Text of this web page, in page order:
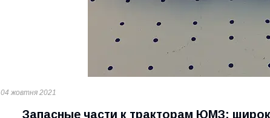
04 жовтня 2021
Запасные части к тракторам ЮМЗ: